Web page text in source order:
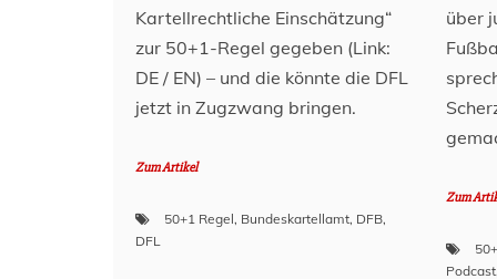
Kartellrechtliche Einschätzung“
zur 50+1-Regel gegeben (Link:
DE / EN) – und die könnte die DFL
jetzt in Zugzwang bringen.
Zum Artikel
50+1 Regel, Bundeskartellamt, DFB,
DFL
über
Zum
Podcast,